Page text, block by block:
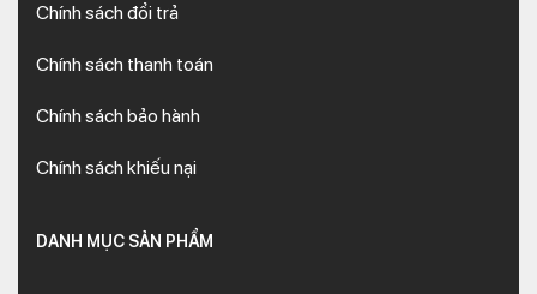
Chính sách đổi trả
Chính sách thanh toán
Chính sách bảo hành
Chính sách khiếu nại
DANH MỤC SẢN PHẨM